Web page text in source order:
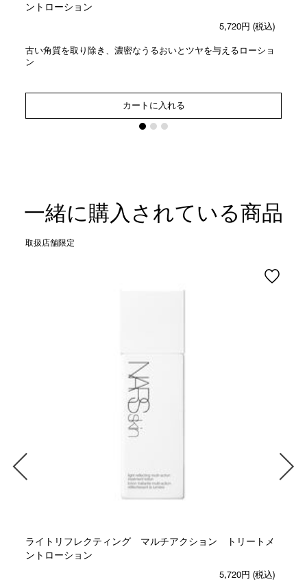
ントローション
5,720円 (税込)
古い角質を取り除き、濃密なうるおいとツヤを与えるローショ
ン
カートに入れる
一緒に購入されている商品
取扱店舗限定
ライトリフレクティング マルチアクション トリートメ
ントローション
5,720円 (税込)